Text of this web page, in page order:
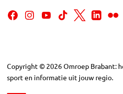
Copyright © 2026Omroep Brabant:
sport en informatie uit jouw regio.